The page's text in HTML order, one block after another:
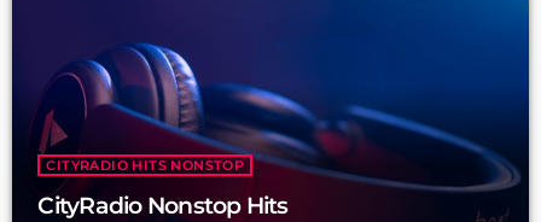
CITYRADIO HITS NONSTOP
CityRadio Nonstop Hits